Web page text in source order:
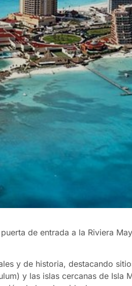
de entrada a la Riviera
y de historia, destacando
y las islas cercanas de Isla